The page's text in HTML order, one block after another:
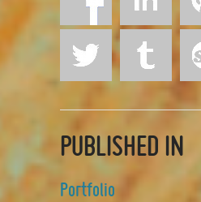
PUBLISHED IN
Portfolio